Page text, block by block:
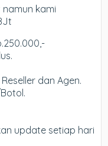
kami
dan Agen.
update setiap hari